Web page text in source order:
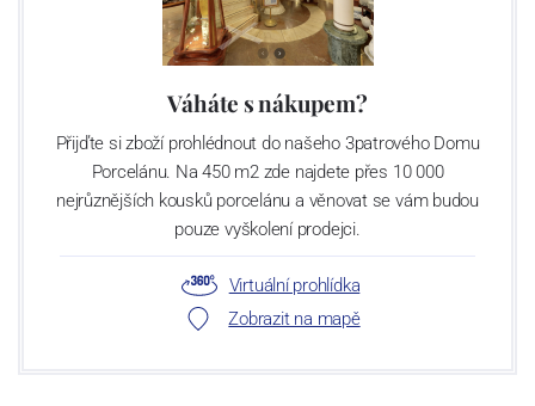
Váháte s nákupem?
Přijďte si zboží prohlédnout do našeho 3patrového Domu
Porcelánu. Na 450 m2 zde najdete přes 10 000
nejrůznějších kousků porcelánu a věnovat se vám budou
pouze vyškolení prodejci.
Virtuální prohlídka
Zobrazit na mapě